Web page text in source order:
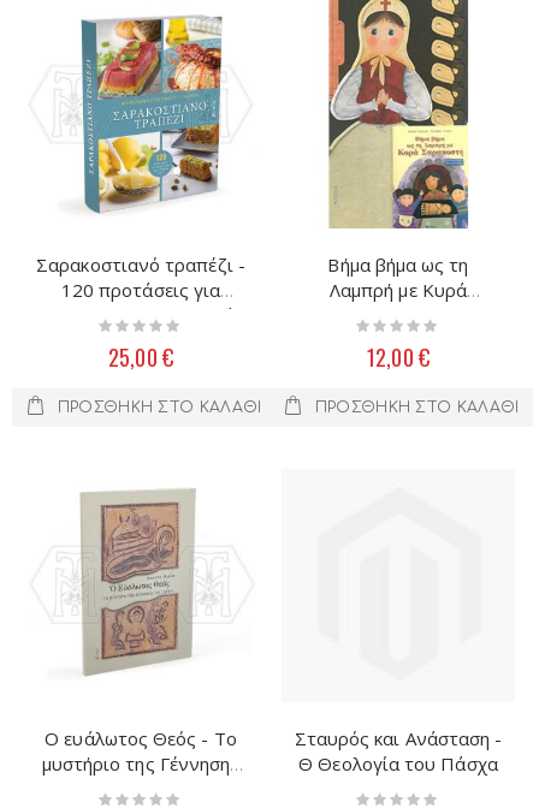
Σαρακοστιανό τραπέζι -
120 προτάσεις για
νηστήσιμα και υγιεινά
Rating:
25,00 €
ΠΡΟΣΘΉΚΗ ΣΤΟ ΚΑΛΆΘΙ
Βήμα βήμα ως τη
Λαμπρή με Κυρά
Σαρακοστή
Rating:
12,00 €
ΠΡΟΣΘΉΚΗ ΣΤΟ ΚΑΛΆΘΙ
Ο ευάλωτος Θεός - Το
μυστήριο της Γέννησης
του Σωτήρα
Rating:
Σταυρός και Ανάσταση -
Θ Θεολογία του Πάσχα
Rating: